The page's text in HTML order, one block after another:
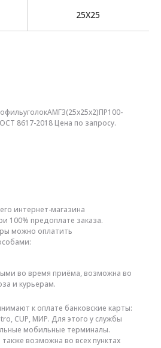
25Х25
8617-2018 Цена по запросу.
интернет-магазина
100% предоплате заказа.
можно оплатить
во время приёма, возможна во
и курьерам.
к оплате банковские карты:
CUP, МИР. Для этого у службы
мобильные терминалы.
возможна во всех пунктах